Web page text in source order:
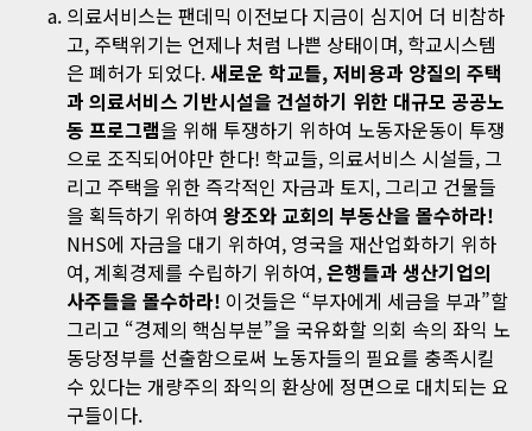
의료서비스는 팬데믹 이전보다 지금이 심지어 더 비참하
고, 주택위기는 언제나 처럼 나쁜 상태이며, 학교시스템
은 폐허가 되었다.새로운 학교들, 저비용과 양질의 주택
과 의료서비스 기반시설을 건설하기 위한 대규모 공공노
동 프로그램을 위해 투쟁하기 위하여 노동자운동이 투쟁
으로 조직되어야만 한다! 학교들, 의료서비스 시설들, 그
리고 주택을 위한 즉각적인 자금과 토지, 그리고 건물들
을 획득하기 위하여 왕조와 교회의 부동산을 몰수하라!
NHS에 자금을 대기 위하여, 영국을 재산업화하기 위하
여, 계획경제를 수립하기 위하여,은행들과 생산기업의
사주들을 몰수하라! 이것들은 “부자에게 세금을 부과”할
그리고 “경제의 핵심부분”을 국유화할 의회 속의 좌익 노
동당정부를 선출함으로써 노동자들의 필요를 충족시킬
수 있다는 개량주의 좌익의 환상에 정면으로 대치되는 요
구들이다.